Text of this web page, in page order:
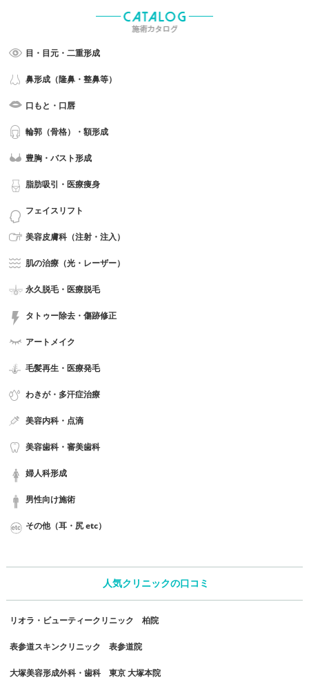
目・目元・二重形成
鼻形成（隆鼻・整鼻等）
口もと・口唇
輪郭（骨格）・額形成
豊胸・バスト形成
脂肪吸引・医療痩身
フェイスリフト
美容皮膚科（注射・注入）
肌の治療（光・レーザー）
永久脱毛・医療脱毛
タトゥー除去・傷跡修正
アートメイク
毛髪再生・医療発毛
わきが・多汗症治療
美容内科・点滴
美容歯科・審美歯科
婦人科形成
男性向け施術
その他（耳・尻 etc）
人気クリニックの口コミ
リオラ・ビューティークリニック 柏院
表参道スキンクリニック 表参道院
大塚美容形成外科・歯科 東京 大塚本院